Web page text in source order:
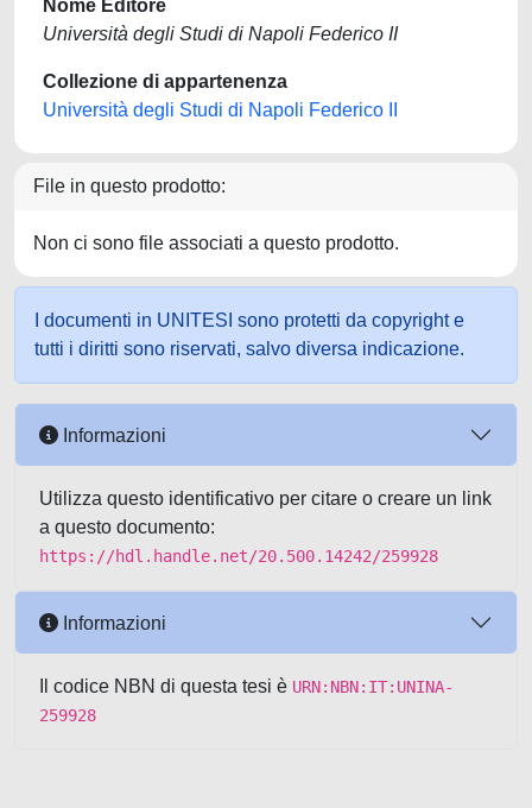
Nome Editore
Università degli Studi di Napoli Federico II
Collezione di appartenenza
Università degli Studi di Napoli Federico II
File in questo prodotto:
Non ci sono file associati a questo prodotto.
I documenti in UNITESI sono protetti da copyright e
tutti i diritti sono riservati, salvo diversa indicazione.
Informazioni
Utilizza questo identificativo per citare o creare un link
a questo documento:
https://hdl.handle.net/20.500.14242/259928
Informazioni
Il codice NBN di questa tesi è URN:NBN:IT:UNINA-
259928